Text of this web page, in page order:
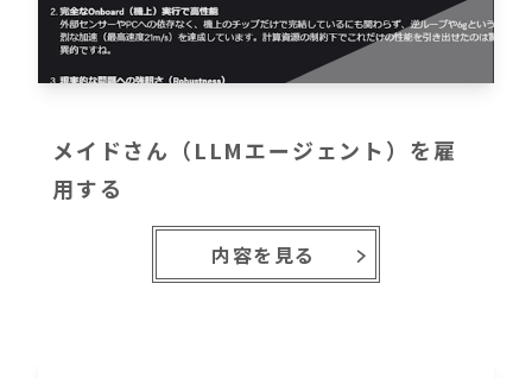
メイドさん（LLMエージェント）を雇
用する
内容を見る